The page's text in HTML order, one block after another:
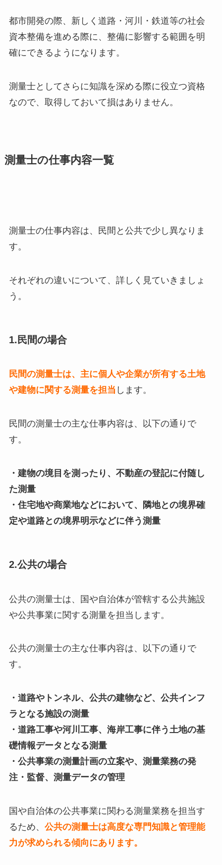
都市開発の際、新しく道路・河川・鉄道等の社会
資本整備を進める際に、整備に影響する範囲を明
確にできるようになります。
測量士としてさらに知識を深める際に役立つ資格
なので、取得しておいて損はありません。
測量士の仕事内容一覧
測量士の仕事内容は、民間と公共で少し異なりま
す。
それぞれの違いについて、詳しく見ていきましょ
う。
1.民間の場合
民間の測量士は、主に個人や企業が所有する土地
や建物に関する測量を担当 します。
民間の測量士の主な仕事内容は、以下の通りで
す。
・建物の境目を測ったり、不動産の登記に付随し
た測量
・住宅地や商業地などにおいて、隣地との境界確
定や道路との境界明示などに伴う測量
2.公共の場合
公共の測量士は、国や自治体が管轄する公共施設
や公共事業に関する測量を担当します。
公共の測量士の主な仕事内容は、以下の通りで
す。
・道路やトンネル、公共の建物など、公共インフ
ラとなる施設の測量
・道路工事や河川工事、海岸工事に伴う土地の基
礎情報データとなる測量
・公共事業の測量計画の立案や、測量業務の発
注・監督、測量データの管理
国や自治体の公共事業に関わる測量業務を担当す
るため、 公共の測量士は高度な専門知識と管理能
力が求められる傾向にあります。